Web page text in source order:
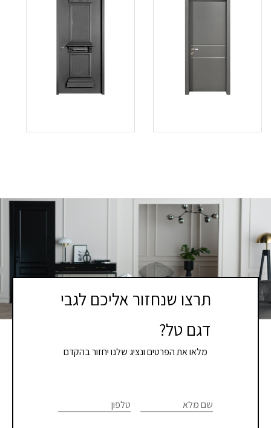
תרצו שנחזור אליכם לגבי
דגם טל?
מלאו את הפרטים ונציג שלנו יחזור בהקדם
פגישת
שם מלא טלפון
are